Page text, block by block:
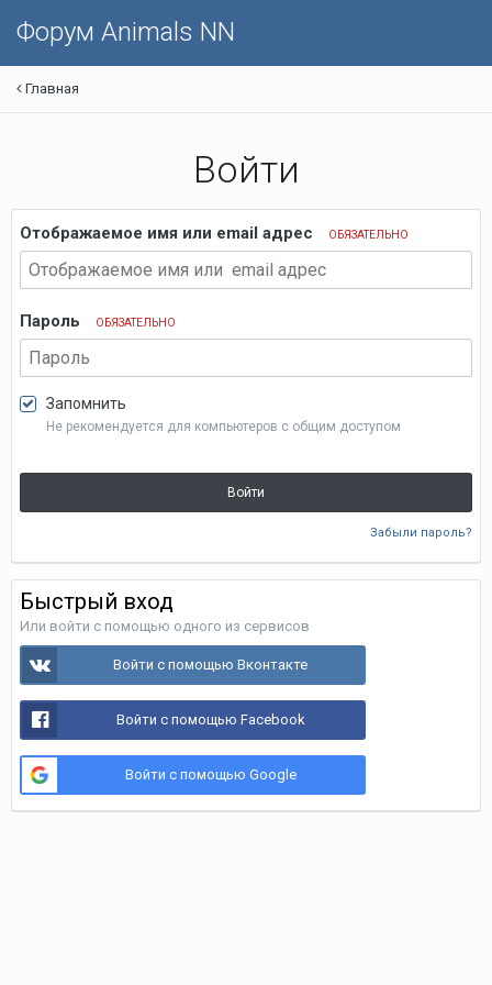
Форум Animals NN
Главная
Войти
Отображаемое имя или email адрес ОБЯЗАТЕЛЬНО
Пароль ОБЯЗАТЕЛЬНО
Запомнить
Не рекомендуется для компьютеров с общим доступом
Войти
Забыли пароль?
Быстрый вход
Или войти с помощью одного из сервисов
Войти с помощью Вконтакте
Войти с помощью Facebook
Войти с помощью Google